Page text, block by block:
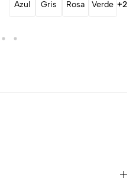
Azul Gris Rosa Verde +2